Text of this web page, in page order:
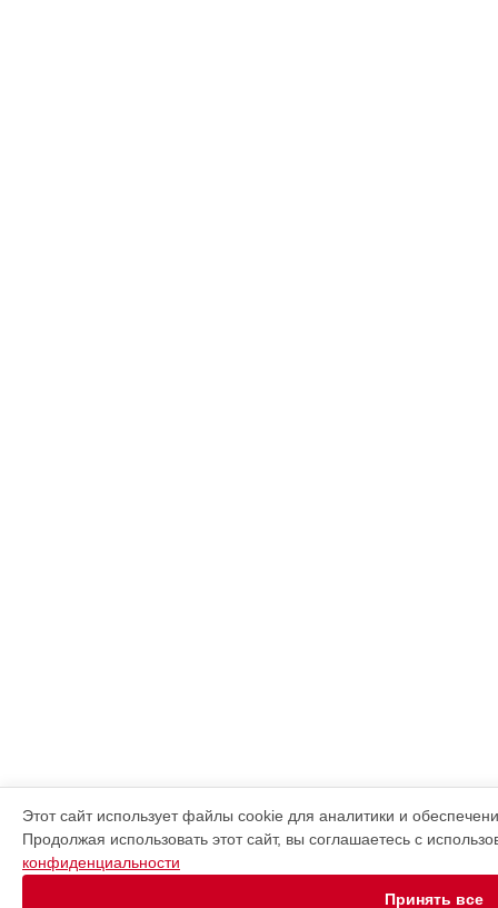
Этот сайт использует файлы cookie для аналитики и
Продолжая использовать этот сайт, вы соглашаетесь с
конфиденциальности
Принять все